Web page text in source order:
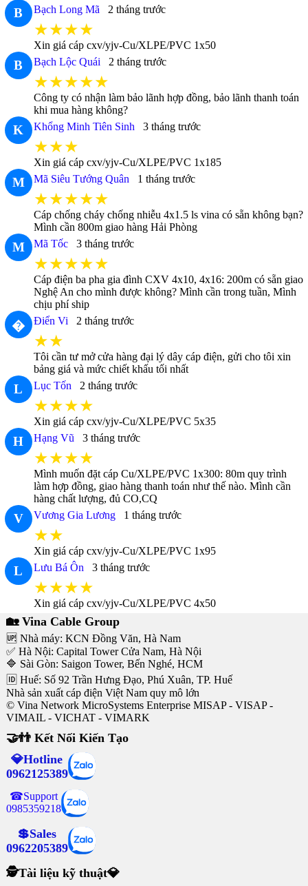
B Bạch Long Mã 2 tháng trước
★★★★
Xin giá cáp cxv/yjv-Cu/XLPE/PVC 1x50
B Bạch Lộc Quái 2 tháng trước
★★★★★
Công ty có nhận làm bảo lãnh hợp đồng, bảo lãnh thanh toán
khi mua hàng không?
K Khổng Minh Tiên Sinh 3 tháng trước
★★★
Xin giá cáp cxv/yjv-Cu/XLPE/PVC 1x185
M Mã Siêu Tướng Quân 1 tháng trước
★★★★★
Cáp chống cháy chống nhiễu 4x1.5 ls vina có sẵn không bạn?
Mình cần 800m giao hàng Hải Phòng
M Mã Tốc 3 tháng trước
★★★★★
Cáp điện ba pha gia đình CXV 4x10, 4x16: 200m có sẵn giao
Nghệ An cho mình được không? Mình cần trong tuần, Mình
chịu phí ship
� Điển Vi 2 tháng trước
★★
Tôi cần tư mở cửa hàng đại lý dây cáp điện, gửi cho tôi xin
bảng giá và mức chiết khấu tối nhất
L Lục Tốn 2 tháng trước
★★★★
Xin giá cáp cxv/yjv-Cu/XLPE/PVC 5x35
H Hạng Vũ 3 tháng trước
★★★★
Mình muốn đặt cáp Cu/XLPE/PVC 1x300: 80m quy trình
làm hợp đồng, giao hàng thanh toán như thế nào. Mình cần
hàng chất lượng, đủ CO,CQ
V Vương Gia Lương 1 tháng trước
★★
Xin giá cáp cxv/yjv-Cu/XLPE/PVC 1x95
L Lưu Bá Ôn 3 tháng trước
★★★★
Xin giá cáp cxv/yjv-Cu/XLPE/PVC 4x50
🏡 Vina Cable Group
🆙 Nhà máy: KCN Đồng Văn, Hà Nam
✅ Hà Nội: Capital Tower Cửa Nam, Hà Nội
🔷 Sài Gòn: Saigon Tower, Bến Nghé, HCM
🆔 Huế: Số 92 Trần Hưng Đạo, Phú Xuân, TP. Huế
Nhà sản xuất cáp điện Việt Nam quy mô lớn
© Vina Network MicroSystems Enterprise MISAP - VISAP -
VIMAIL - VICHAT - VIMARK
🤝👬 Kết Nối Kiến Tạo
💎Hotline
0962125389
☎Support
0985359218
💲Sales
0962205389
🕵Tài liệu kỹ thuật💎